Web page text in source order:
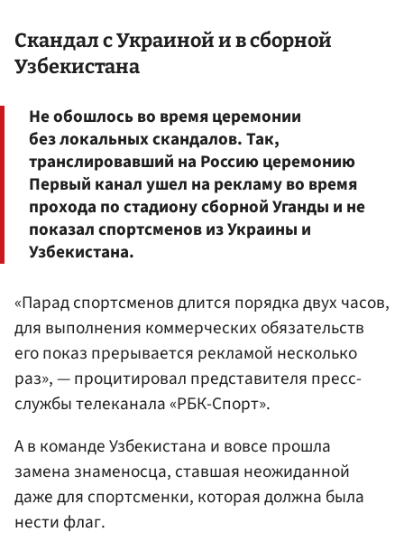
Скандал с Украиной и в сборной
Узбекистана
Не обошлось во время церемонии
без локальных скандалов. Так,
транслировавший на Россию церемонию
Первый канал ушел на рекламу во время
прохода по стадиону сборной Уганды и не
показал спортсменов из Украины и
Узбекистана.
«Парад спортсменов длится порядка двух часов,
для выполнения коммерческих обязательств
его показ прерывается рекламой несколько
раз», — процитировал представителя пресс-
службы телеканала «РБК-Спорт».
А в команде Узбекистана и вовсе прошла
замена знаменосца, ставшая неожиданной
даже для спортсменки, которая должна была
нести флаг.